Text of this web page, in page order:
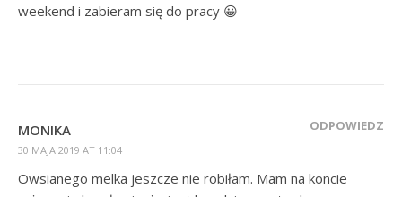
weekend i zabieram się do pracy 😀
MONIKA
30 MAJA 2019 AT 11:04
ODPOWIEDZ
Owsianego melka jeszcze nie robiłam. Mam na koncie